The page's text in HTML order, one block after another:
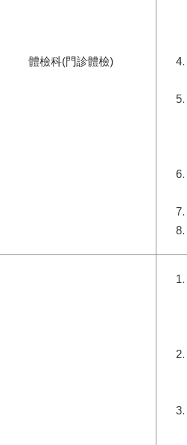
體檢科(門診體檢)